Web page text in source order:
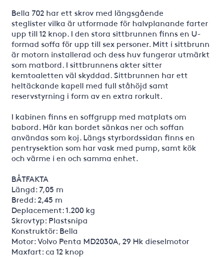
Bella 702 har ett skrov med längsgående
steglister vilka är utformade för halvplanande farter
upp till 12 knop. I den stora sittbrunnen finns en U-
formad soffa för upp till sex personer. Mitt i sittbrunn
är motorn installerad och dess huv fungerar utmärkt
som matbord. I sittbrunnens akter sitter
kemtoaletten väl skyddad. Sittbrunnen har ett
heltäckande kapell med full ståhöjd samt
reservstyrning i form av en extra rorkult.
I kabinen finns en soffgrupp med matplats om
babord. Här kan bordet sänkas ner och soffan
användas som koj. Längs styrbordssidan finns en
pentrysektion som har vask med pump, samt kök
och värme i en och samma enhet.
BÅTFAKTA
Längd: 7,05 m
Bredd: 2,45 m
Deplacement: 1.200 kg
Skrovtyp: Plastsnipa
Konstruktör: Bella
Motor: Volvo Penta MD2030A, 29 Hk dieselmotor
Maxfart: ca 12 knop